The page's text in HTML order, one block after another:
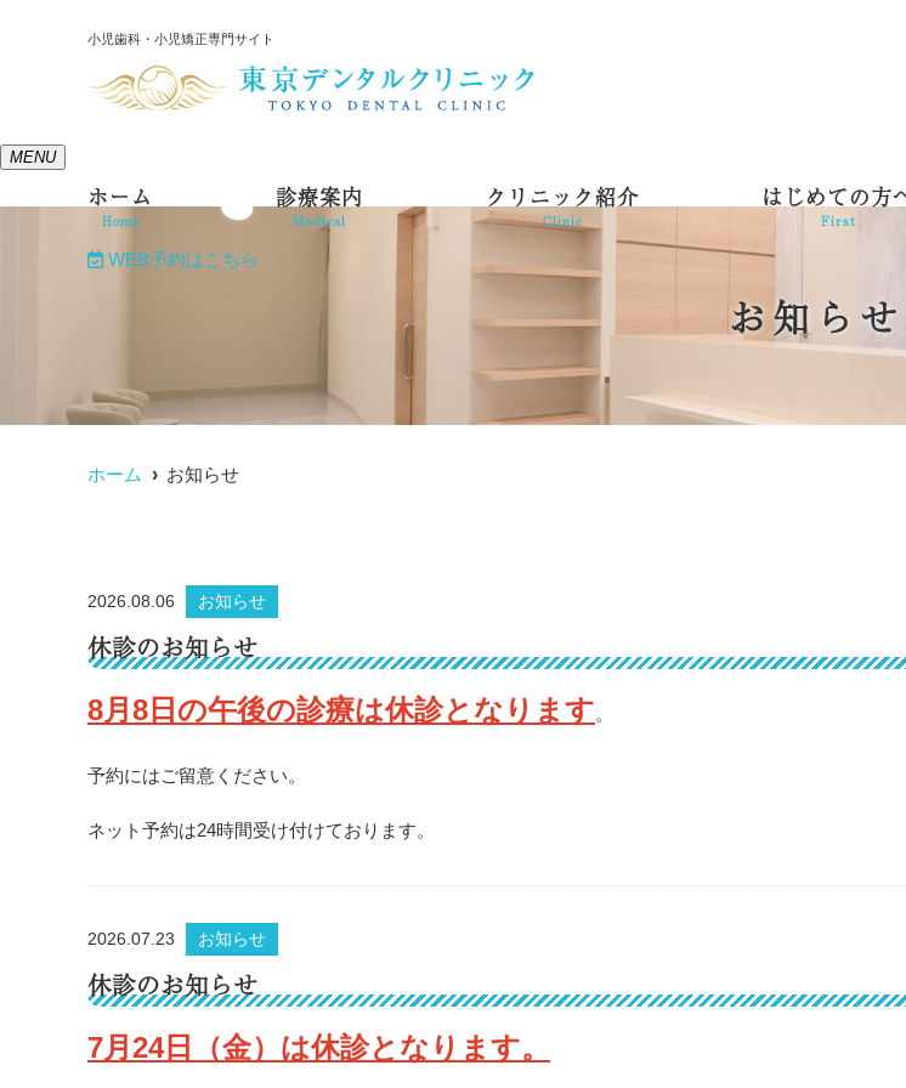
小児歯科・小児矯正専門サイト
MENU
ホーム
Home
診療案内
Medical
クリニック紹介
Clinic
はじめての方
First
WEB予約はこちら
お知らせ
ホーム お知らせ
2026.08.06 お知らせ
休診のお知らせ
8月8日の午後の診療は休診となります。
予約にはご留意ください。
ネット予約は24時間受け付けております。
2026.07.23 お知らせ
休診のお知らせ
7月24日（金）は休診となります。